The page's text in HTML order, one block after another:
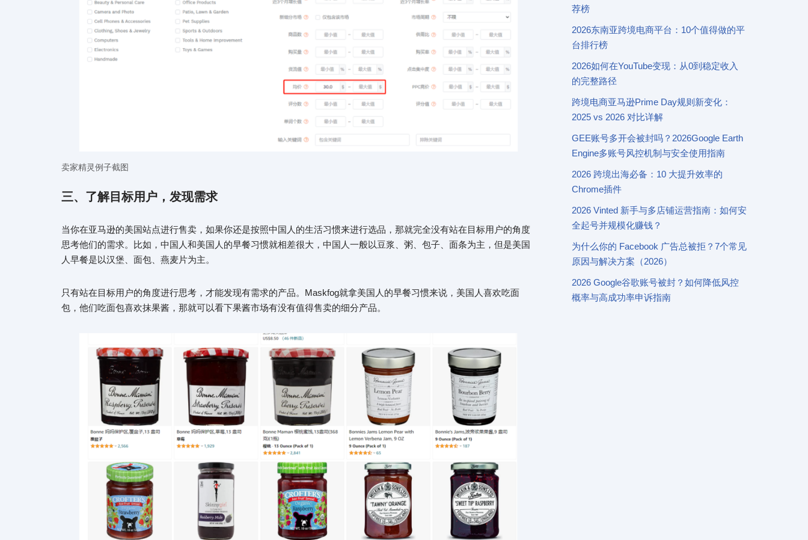
卖家精灵例子截图
三、了解目标用户，发现需求
当你在亚马逊的美国站点进行售卖，如果你还是按照中国人的生活习惯来进行选品，那就完全没有站在目标用户的角度
思考他们的需求。比如，中国人和美国人的早餐习惯就相差很大，中国人一般以豆浆、粥、包子、面条为主，但是美国
人早餐是以汉堡、面包、燕麦片为主。
只有站在目标用户的角度进行思考，才能发现有需求的产品。Maskfog就拿美国人的早餐习惯来说，美国人喜欢吃面
包，他们吃面包喜欢抹果酱，那就可以看下果酱市场有没有值得售卖的细分产品。
荐榜
2026东南亚跨境电商平台：10个值得做的平
台排行榜
2026如何在YouTube变现：从0到稳定收入
的完整路径
跨境电商亚马逊Prime Day规则新变化：
2025 vs 2026 对比详解
GEE账号多开会被封吗？2026Google Earth
Engine多账号风控机制与安全使用指南
2026 跨境出海必备：10 大提升效率的
Chrome插件
2026 Vinted 新手与多店铺运营指南：如何安
全起号并规模化赚钱？
为什么你的 Facebook 广告总被拒？7个常见
原因与解决方案（2026）
2026 Google谷歌账号被封？如何降低风控
概率与高成功率申诉指南